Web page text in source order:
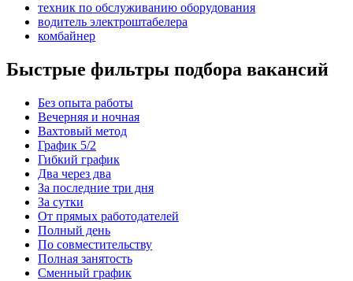
техник по обслуживанию оборудования
водитель электроштабелера
комбайнер
Быстрые фильтры подбора вакансий
Без опыта работы
Вечерняя и ночная
Вахтовый метод
График 5/2
Гибкий график
Два через два
За последние три дня
За сутки
От прямых работодателей
Полный день
По совместительству
Полная занятость
Сменный график